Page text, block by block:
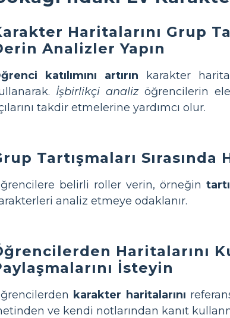
Haritalarını Grup
Analizler Yapın
katılımını artırın karakter
İşbirlikçi analizöğrencilerin
takdir etmelerine yardımcı olur.
Tartışmaları
belirli roller verin, örneğin
analiz etmeye odaklanır.
Haritalarını
İsteyin
karakter haritalarını
ve kendi notlarından kanıt